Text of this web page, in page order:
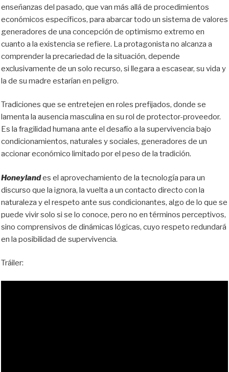
enseñanzas del pasado, que van más allá de procedimientos
económicos específicos, para abarcar todo un sistema de valores
generadores de una concepción de optimismo extremo en
cuanto a la existencia se refiere. La protagonista no alcanza a
comprender la precariedad de la situación, depende
exclusivamente de un solo recurso, si llegara a escasear, su vida y
la de su madre estarían en peligro.
Tradiciones que se entretejen en roles prefijados, donde se
lamenta la ausencia masculina en su rol de protector-proveedor.
Es la fragilidad humana ante el desafío a la supervivencia bajo
condicionamientos, naturales y sociales, generadores de un
accionar económico limitado por el peso de la tradición.
Honeylandes el aprovechamiento de la tecnología para un
discurso que la ignora, la vuelta a un contacto directo con la
naturaleza y el respeto ante sus condicionantes, algo de lo que se
puede vivir solo si se lo conoce, pero no en términos perceptivos,
sino comprensivos de dinámicas lógicas, cuyo respeto redundará
en la posibilidad de supervivencia.
Tráiler: